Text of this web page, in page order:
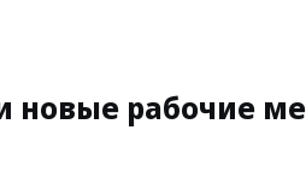
новые рабочие